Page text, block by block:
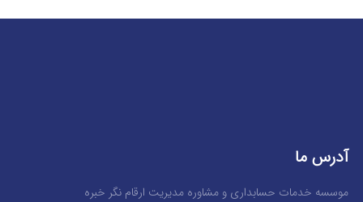
آدرس ما
موسسه خدمات حسابداری و مشاوره مدیریت ارقام نگر خبره